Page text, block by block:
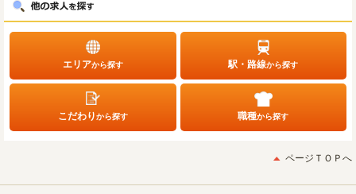
エリアから探す 駅・路線から探す
こだわりから探す 職種から探す
ページＴＯＰへ